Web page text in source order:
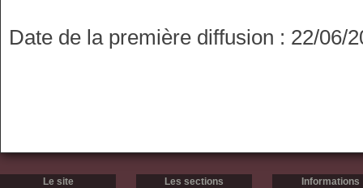
Date de la première diffusion : 22/06/
Le site
Les sections
Informations